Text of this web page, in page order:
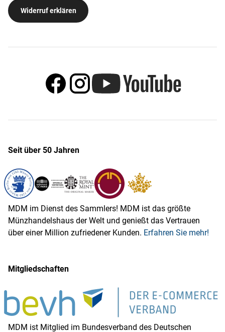
Widerruf erklären
Seit über 50 Jahren
MDM im Dienst des Sammlers! MDM ist das größte
Münzhandelshaus der Welt und genießt das Vertrauen
über einer Million zufriedener Kunden. Erfahren Sie mehr!
Mitgliedschaften
MDM ist Mitglied im Bundesverband des Deutschen